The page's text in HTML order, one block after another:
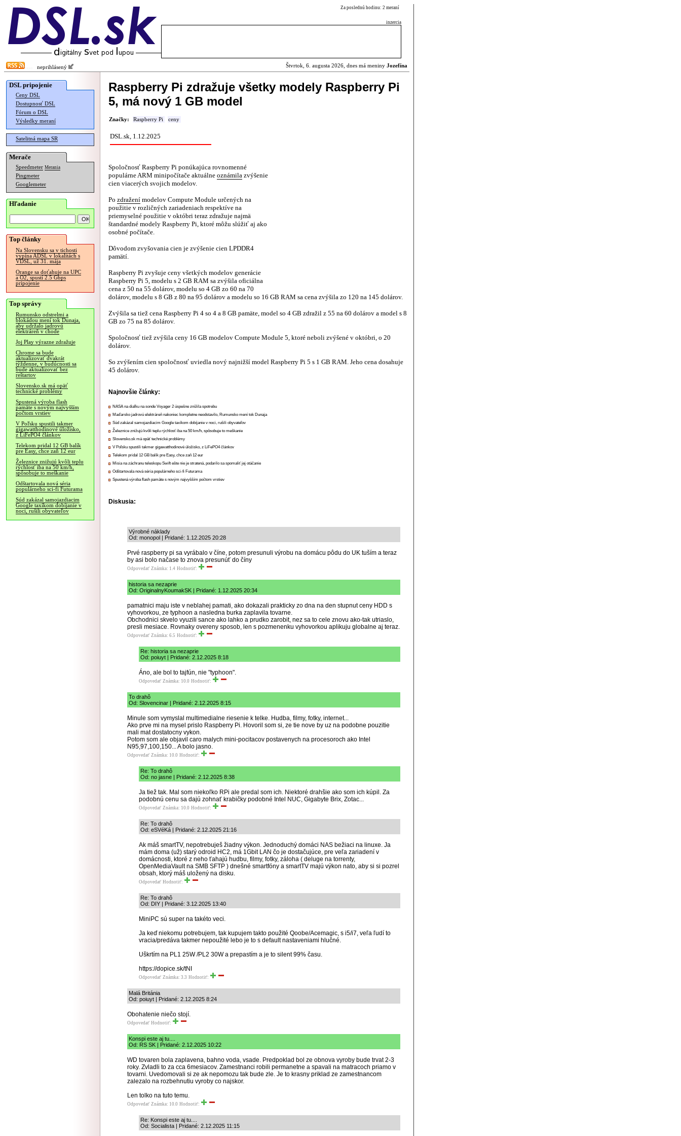
Za poslednú hodinu: 2 meraní
inzercia
neprihlásený Štvrtok, 6. augusta 2026, dnes má meniny Jozefína
DSL pripojenie
Ceny DSL
Dostupnosť DSL
Fórum o DSL
Výsledky meraní
Satelitná mapa SR
Merače
Speedmeter Merania
Pingmeter
Googlemeter
Hľadanie
Top články
Na Slovensku sa v tichosti
vypína ADSL v lokalitách s
VDSL, už 31. mája
Orange sa doťahuje na UPC
a O2, spustí 2.5 Gbps
pripojenie
Top správy
Rumunsko odstrelmi a
blokádou mení tok Dunaja,
aby udržalo jadrovú
elektráreň v chode
Joj Play výrazne zdražuje
Chrome sa bude
aktualizovať dvakrát
týždenne, v budúcnosti sa
bude aktualizovať bez
reštartov
Slovensko.sk má opäť
technické problémy
Spustená výroba flash
pamäte s novým najvyšším
počtom vrstiev
V Poľsku spustili takmer
gigawatthodinové úložisko,
z LiFePO4 článkov
Telekom pridal 12 GB balík
pre Easy, chce zaň 12 eur
Železnice znižujú kvôli teplu
rýchlosť iba na 50 km/h,
spôsobuje to meškanie
Odštartovala nová séria
populárneho sci-fi Futurama
Súd zakázal samojazdiacim
Google taxíkom dobíjanie v
noci, rušili obyvateľov
Raspberry Pi zdražuje všetky modely Raspberry Pi
5, má nový 1 GB model
Značky: Raspberry Pi ceny
DSL.sk, 1.12.2025
Spoločnosť Raspberry Pi ponúkajúca rovnomenné
populárne ARM minipočítače aktuálne oznámila zvýšenie
cien viacerých svojich modelov.
Po zdražení modelov Compute Module určených na
použitie v rozličných zariadeniach respektíve na
priemyselné použitie v októbri teraz zdražuje najmä
štandardné modely Raspberry Pi, ktoré môžu slúžiť aj ako
osobné počítače.
Dôvodom zvyšovania cien je zvýšenie cien LPDDR4
pamätí.
Raspberry Pi zvyšuje ceny všetkých modelov generácie
Raspberry Pi 5, modelu s 2 GB RAM sa zvýšila oficiálna
cena z 50 na 55 dolárov, modelu so 4 GB zo 60 na 70
dolárov, modelu s 8 GB z 80 na 95 dolárov a modelu so 16 GB RAM sa cena zvýšila zo 120 na 145 dolárov.
Zvýšila sa tiež cena Raspberry Pi 4 so 4 a 8 GB pamäte, model so 4 GB zdražil z 55 na 60 dolárov a model s 8
GB zo 75 na 85 dolárov.
Spoločnosť tiež zvýšila ceny 16 GB modelov Compute Module 5, ktoré neboli zvýšené v októbri, o 20
dolárov.
So zvýšením cien spoločnosť uviedla nový najnižší model Raspberry Pi 5 s 1 GB RAM. Jeho cena dosahuje
45 dolárov.
Najnovšie články:
NASA na diaľku na sonde Voyager 2 úspešne znížila spotrebu
Maďarsko jadrovú elektráreň nakoniec kompletne neodstavilo, Rumunsko mení tok Dunaja
Súd zakázal samojazdiacim Google taxíkom dobíjanie v noci, rušili obyvateľov
Železnice znižujú kvôli teplu rýchlosť iba na 50 km/h, spôsobuje to meškanie
Slovensko.sk má opäť technické problémy
V Poľsku spustili takmer gigawatthodinové úložisko, z LiFePO4 článkov
Telekom pridal 12 GB balík pre Easy, chce zaň 12 eur
Misia na záchranu teleskopu Swift ešte nie je stratená, podarilo sa spomaliť jej otáčanie
Odštartovala nová séria populárneho sci-fi Futurama
Spustená výroba flash pamäte s novým najvyšším počtom vrstiev
Diskusia:
Výrobné náklady
Od: monopol | Pridané: 1.12.2025 20:28
Prvé raspberry pi sa vyrábalo v číne, potom presunuli výrobu na domácu pôdu do UK tuším a teraz
by asi bolo načase to znova presunúť do číny
Odpovedať Známka: 1.4 Hodnotiť:
historia sa nezaprie
Od: OriginalnyKoumakSK | Pridané: 1.12.2025 20:34
pamatnici maju iste v neblahej pamati, ako dokazali prakticky zo dna na den stupnut ceny HDD s
vyhovorkou, ze typhoon a nasledna burka zaplavila tovarne.
Obchodnici skvelo vyuzili sance ako lahko a prudko zarobit, nez sa to cele znovu ako-tak utriaslo,
presli mesiace. Rovnaky overeny sposob, len s pozmenenku vyhovorkou aplikuju globalne aj teraz.
Odpovedať Známka: 6.5 Hodnotiť:
Re: historia sa nezaprie
Od: poiuyt | Pridané: 2.12.2025 8:18
Áno, ale bol to tajfún, nie "typhoon".
Odpovedať Známka: 10.0 Hodnotiť:
To drahô
Od: Slovencinar | Pridané: 2.12.2025 8:15
Minule som vymyslal multimedialne riesenie k telke. Hudba, filmy, fotky, internet...
Ako prve mi na mysel prislo Raspberry Pi. Hovoril som si, ze tie nove by uz na podobne pouzitie
mali mat dostatocny vykon.
Potom som ale objavil caro malych mini-pocitacov postavenych na procesoroch ako Intel
N95,97,100,150... A bolo jasno.
Odpovedať Známka: 10.0 Hodnotiť:
Re: To drahô
Od: no jasne | Pridané: 2.12.2025 8:38
Ja tiež tak. Mal som niekoľko RPi ale predal som ich. Niektoré drahšie ako som ich kúpil. Za
podobnú cenu sa dajú zohnať krabičky podobné Intel NUC, Gigabyte Brix, Zotac...
Odpovedať Známka: 10.0 Hodnotiť:
Re: To drahô
Od: eSVéKá | Pridané: 2.12.2025 21:16
Ak máš smartTV, nepotrebuješ žiadny výkon. Jednoduchý domáci NAS bežiaci na linuxe. Ja
mám doma (už) starý odroid HC2, má 1Gbit LAN čo je dostačujúce, pre veľa zariadení v
domácnosti, ktoré z neho ťahajú hudbu, filmy, fotky, záloha ( deluge na torrenty,
OpenMediaVault na SMB SFTP ) dnešné smartfóny a smartTV majú výkon nato, aby si si pozrel
obsah, ktorý máš uložený na disku.
Odpovedať Hodnotiť:
Re: To drahô
Od: DIY | Pridané: 3.12.2025 13:40
MiniPC sú super na takéto veci.
Ja keď niekomu potrebujem, tak kupujem takto použité Qoobe/Acemagic, s i5/i7, veľa ľudí to
vracia/predáva takmer nepoužité lebo je to s default nastaveniami hlučné.
Uškrtím na PL1 25W /PL2 30W a prepastím a je to silent 99% času.
https://dopice.sk/tNI
Odpovedať Známka: 3.3 Hodnotiť:
Malá Británia
Od: poiuyt | Pridané: 2.12.2025 8:24
Obohatenie niečo stojí.
Odpovedať Hodnotiť:
Konspi este aj tu....
Od: RS SK | Pridané: 2.12.2025 10:22
WD tovaren bola zaplavena, bahno voda, vsade. Predpoklad bol ze obnova vyroby bude trvat 2-3
roky. Zvladli to za cca 6mesiacov. Zamestnanci robili permanetne a spavali na matracoch priamo v
tovarni. Uvedomovali si ze ak nepomozu tak bude zle. Je to krasny priklad ze zamestnancom
zalezalo na rozbehnutiu vyroby co najskor.
Len tolko na tuto temu.
Odpovedať Známka: 10.0 Hodnotiť:
Re: Konspi este aj tu....
Od: Socialista | Pridané: 2.12.2025 11:15